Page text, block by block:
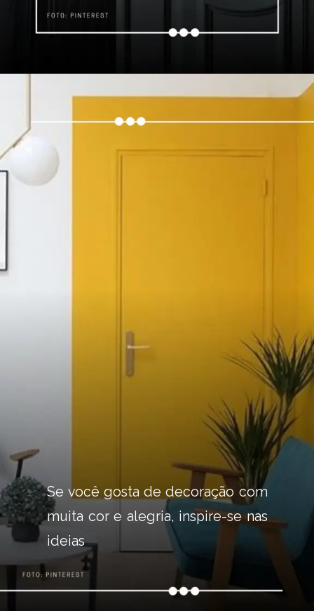
Se você gosta de decoração com
muita cor e alegria, inspire-se nas
ideias